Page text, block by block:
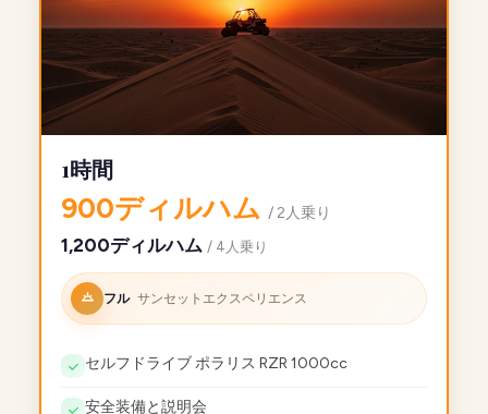
1時間
900ディルハム / 2人乗り
1,200ディルハム / 4人乗り
フル サンセットエクスペリエンス
セルフドライブ ポラリス RZR 1000cc
安全装備と説明会